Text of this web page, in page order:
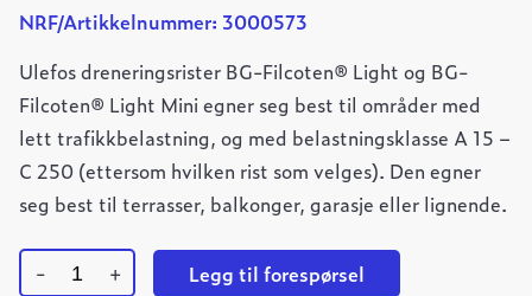
NRF/Artikkelnummer: 3000573
Ulefos dreneringsrister BG-Filcoten® Light og BG-
Filcoten® Light Mini egner seg best til områder med
lett trafikkbelastning, og med belastningsklasse A 15 –
C 250 (ettersom hvilken rist som velges). Den egner
seg best til terrasser, balkonger, garasje eller lignende.
-
+ Legg til forespørsel